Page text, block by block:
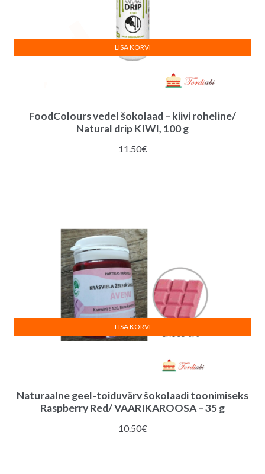
FoodColours vedel šokolaad – kiivi roheline/
Natural drip KIWI, 100 g
11.50€
LISA KORVI
Naturaalne geel-toiduvärv šokolaadi toonimiseks
Raspberry Red/ VAARIKAROOSA – 35 g
10.50€
LISA KORVI